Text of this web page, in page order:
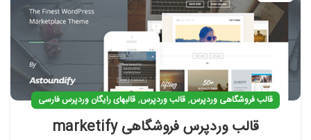
قالب فروشگاهی وردپرس, قالب وردپرس, قالبهای رایگان وردپرس فارسی
قالب وردپرس فروشگاهی marketify